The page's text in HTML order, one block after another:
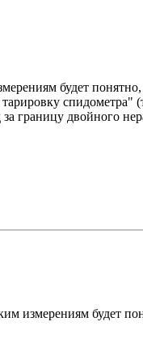
будет
спидометра"
границу двойного
измерениям будет